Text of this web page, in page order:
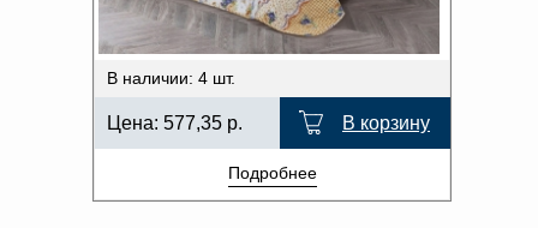
В наличии: 4 шт.
Цена: 577,35 р. В корзину
Подробнее